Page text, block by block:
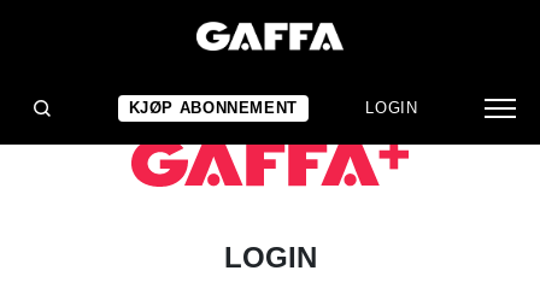
KJØP ABONNEMENT LOGIN
LOGIN